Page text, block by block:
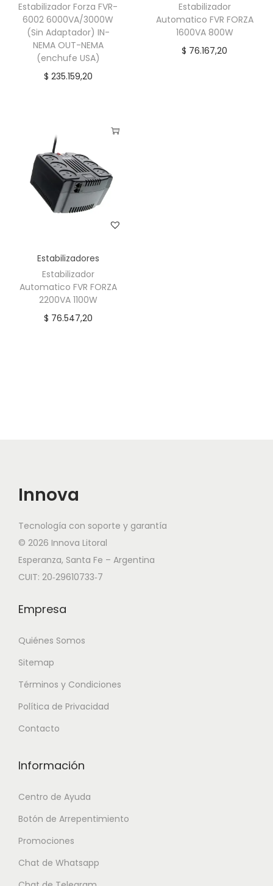
Estabilizador Forza FVR-
6002 6000VA/3000W
(Sin Adaptador) IN-
NEMA OUT-NEMA
(enchufe USA)
$ 235.159,20
Estabilizador
Automatico FVR FORZA
1600VA 800W
$ 76.167,20
Estabilizadores
Estabilizador
Automatico FVR FORZA
2200VA 1100W
$ 76.547,20
Innova
Tecnología con soporte y garantía
© 2026 Innova Litoral
Esperanza, Santa Fe – Argentina
CUIT: 20‑29610733‑7
Empresa
Quiénes Somos
Sitemap
Términos y Condiciones
Política de Privacidad
Contacto
Información
Centro de Ayuda
Botón de Arrepentimiento
Promociones
Chat de Whatsapp